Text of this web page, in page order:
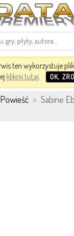
ten wykorzystuje
kliknij tutaj. OK,
Powieść » Sabine